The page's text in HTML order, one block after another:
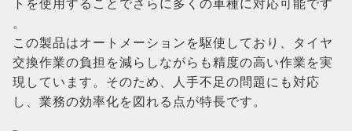
トを使用することでさらに多くの車種に対応可能です​
。
この製品はオートメーションを駆使しており、タイヤ
交換作業の負担を減らしながらも精度の高い作業を実
現しています。そのため、人手不足の問題にも対応
し、業務の効率化を図れる点が特長です​。